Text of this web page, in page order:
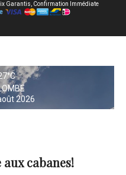
Garantis, Confirmation Immédiate
2026
cabanes!